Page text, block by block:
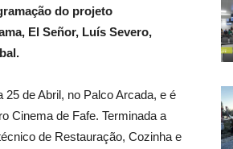
do projeto
El Señor, Luís Severo,
25 de Abril, no Palco Arcada, e é
Cinema de Fafe. Terminada a
de Restauração, Cozinha e